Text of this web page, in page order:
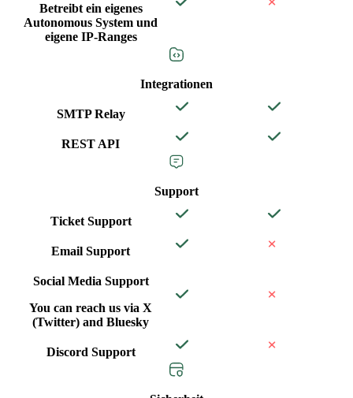
Betreibt ein eigenes
Autonomous System und
eigene IP-Ranges
Integrationen
SMTP Relay
REST API
Support
Ticket Support
Email Support
Social Media Support
You can reach us via X
(Twitter) and Bluesky
Discord Support